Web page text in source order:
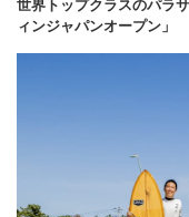
世界トップクラスのパラ
ィンジャパンオープン」